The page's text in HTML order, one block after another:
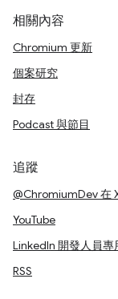
相關內容
Chromium 更新
個案研究
封存
Podcast 與節目
追蹤
@ChromiumDev 在
YouTube
LinkedIn 開發人員
RSS